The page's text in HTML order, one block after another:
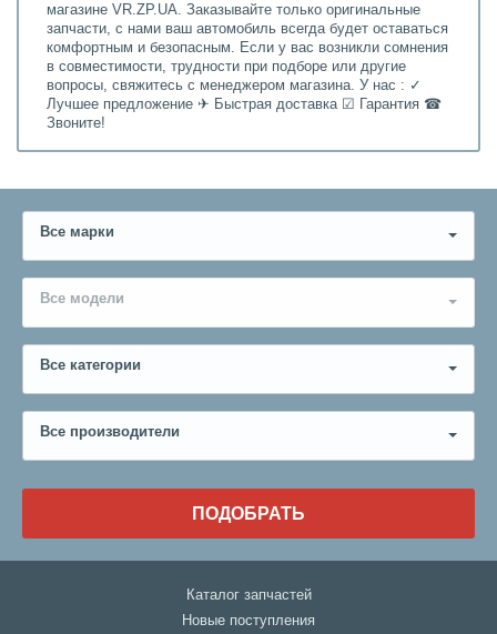
магазине VR.ZP.UA. Заказывайте только оригинальные
запчасти, с нами ваш автомобиль всегда будет оставаться
комфортным и безопасным. Если у вас возникли сомнения
в совместимости, трудности при подборе или другие
вопросы, свяжитесь с менеджером магазина. У нас : ✓
Лучшее предложение ✈ Быстрая доставка ☑ Гарантия ☎
Звоните!
Все марки
Все модели
Все категории
Все производители
ПОДОБРАТЬ
Каталог запчастей
Новые поступления